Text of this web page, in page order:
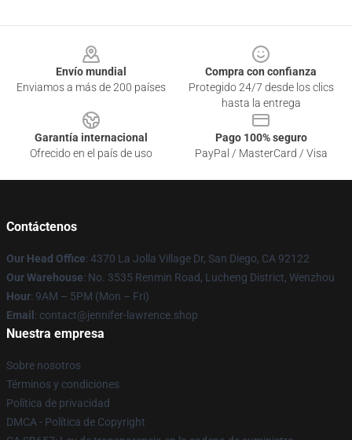
Envío mundial
Enviamos a más de 200 países
Compra con confianza
Protegido 24/7 desde los clics
hasta la entrega
Garantía internacional
Ofrecido en el país de uso
Pago 100% seguro
PayPal / MasterCard / Visa
Contáctenos
Our Head Office: 4370 La Jolla Village Dr, San Diego, CA 92122
Our Warehouse: No. 3535 Renmin Road, Lucheng District, Wenzhou
Hour: 9AM – 5PM (Mon – Fri)
Email : contact@jennifer-lawrence.shop
Nuestra empresa
Sobre nosotros
Términos y condiciones
Política de privacidad
DMCA - Política de Copyright